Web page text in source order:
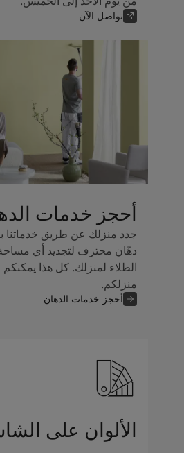
تواصل الآن
أحجز خدمات
جدد منزلك عن طريق خدماتنا
دهّان محترف لتجديد أي
الطلاء لمنزلك. كل هذا
منزلكم.
أحجز خدمات الدهان
الألوان على